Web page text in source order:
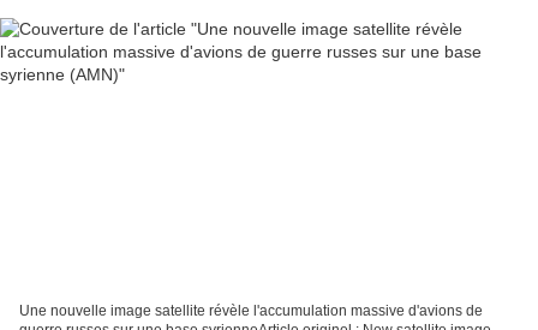
Une nouvelle image satellite révèle l'accumulation massive d'avions de